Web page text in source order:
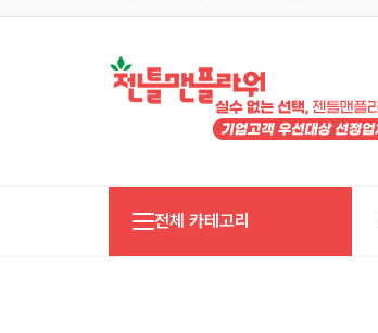
전체 카테고리